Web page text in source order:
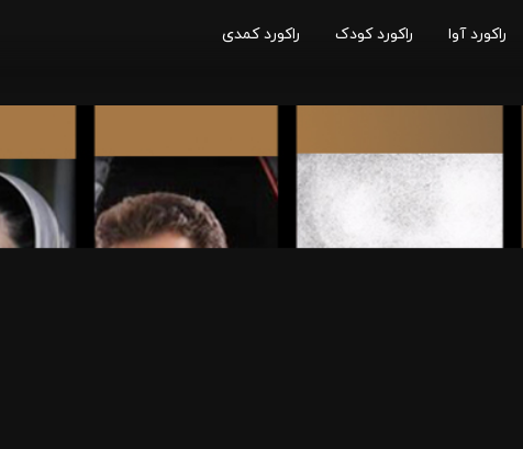
راکورد آوا راکورد کودک راکورد کمدی